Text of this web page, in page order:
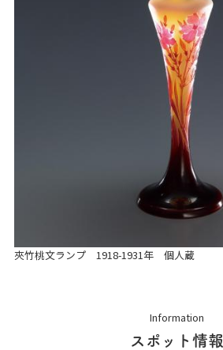
夾竹桃文ランプ 1918-1931年 個人蔵
Information
スポット情報